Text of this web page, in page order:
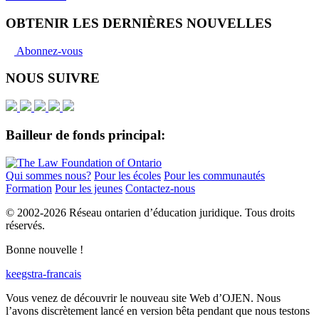
OBTENIR LES DERNIÈRES NOUVELLES
Abonnez-vous
NOUS SUIVRE
Bailleur de fonds principal:
Qui sommes nous? Pour les écoles Pour les communautés
Formation Pour les jeunes Contactez-nous
© 2002-2026 Réseau ontarien d’éducation juridique. Tous droits
réservés.
Bonne nouvelle !
keegstra-francais
Vous venez de découvrir le nouveau site Web d’OJEN. Nous
l’avons discrètement lancé en version bêta pendant que nous testons